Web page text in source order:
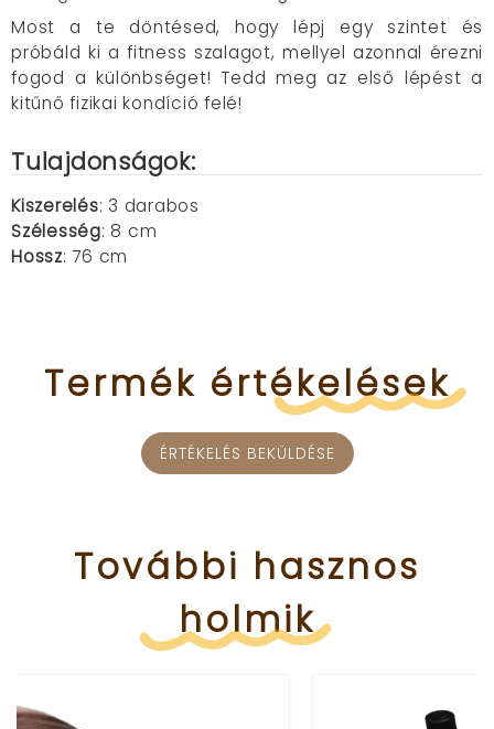
Most a te döntésed, hogy lépj egy szintet és
próbáld ki a fitness szalagot, mellyel azonnal érezni
fogod a különbséget! Tedd meg az első lépést a
kitűnő fizikai kondíció felé!
Tulajdonságok:
Kiszerelés: 3 darabos
Szélesség: 8 cm
Hossz: 76 cm
Termék értékelések
ÉRTÉKELÉS BEKÜLDÉSE
További hasznos
holmik